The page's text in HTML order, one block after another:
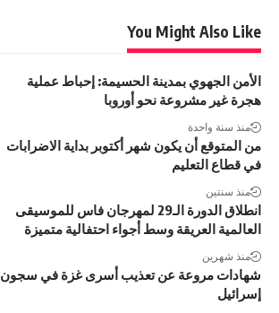
You Might Also Like
الأمن الجهوي بمدينة الحسيمة: إحباط عملية
هجرة غير مشروعة نحو أوروبا
منذ سنة واحدة
من المتوقع أن يكون شهر أكتوبر بداية الاضرابات
في قطاع التعليم
منذ سنتين
انطلاق الدورة الـ29 لمهرجان فاس للموسيقى
العالمية العريقة وسط أجواء احتفالية متميزة
منذ شهرين
شهادات مروعة عن تعذيب أسرى غزة في سجون
إسرائيل